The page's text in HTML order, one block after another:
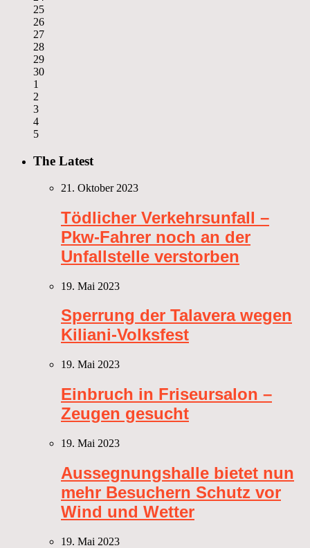
25
26
27
28
29
30
1
2
3
4
5
The Latest
21. Oktober 2023
Tödlicher Verkehrsunfall –
Pkw-Fahrer noch an der
Unfallstelle verstorben
19. Mai 2023
Sperrung der Talavera wegen
Kiliani-Volksfest
19. Mai 2023
Einbruch in Friseursalon –
Zeugen gesucht
19. Mai 2023
Aussegnungshalle bietet nun
mehr Besuchern Schutz vor
Wind und Wetter
19. Mai 2023